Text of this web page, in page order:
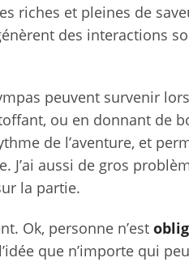
riches et pleines de
des interactions
peuvent survenir
ou en donnant de
de l’aventure, et
J’ai aussi de gros
la partie.
Ok, personne n’est
que n’importe qui